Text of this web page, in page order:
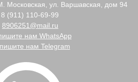
Московская, ул. Варшавская, дом 94
8 (911) 110-69-99
8906251@mail.ru
нам WhatsApp
нам Telegram